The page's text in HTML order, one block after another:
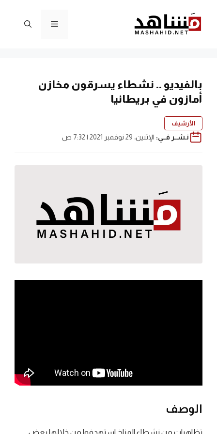
المحتوى
القائمة
بالفيديو .. نشطاء يسرقون مخازن
أمازون في بريطانيا
الأرشيف
نـشــر فــي: الإثنين، 29 نوفمبر 2021 | 7:32 ص
الوصف
تظاهرات من نشطاء المناخ استهدفوا من خلالها بعض